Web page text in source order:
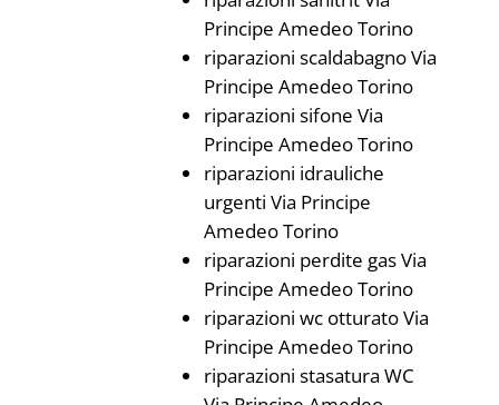
Principe Amedeo Torino
riparazioni scaldabagno Via
Principe Amedeo Torino
riparazioni sifone Via
Principe Amedeo Torino
riparazioni idrauliche
urgenti Via Principe
Amedeo Torino
riparazioni perdite gas Via
Principe Amedeo Torino
riparazioni wc otturato Via
Principe Amedeo Torino
riparazioni stasatura WC